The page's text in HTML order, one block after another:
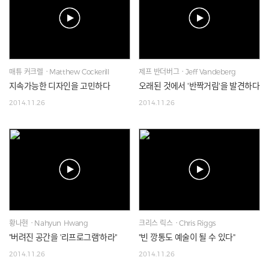
매튜 커크렐ㆍMatthew Cockerill
지속가능한 디자인을 고민하다
2014.11.26
제프 반더버그ㆍJeff Vandeberg
오래된 것에서 '반짝거림'을 발견하다
2014.11.26
황나현ㆍNahyun Hwang
"버려진 공간을 '리프로그램'하라"
2014.11.26
크리스 릭스ㆍChris Riggs
"빈 깡통도 예술이 될 수 있다"
2014.11.26